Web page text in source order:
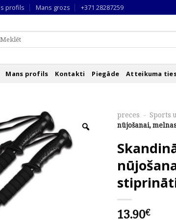
profils Mans grozs +371 28287259
Mans profils Kontakti Piegāde Atteikuma
preces - Sports
nūjošanai,
13.90€